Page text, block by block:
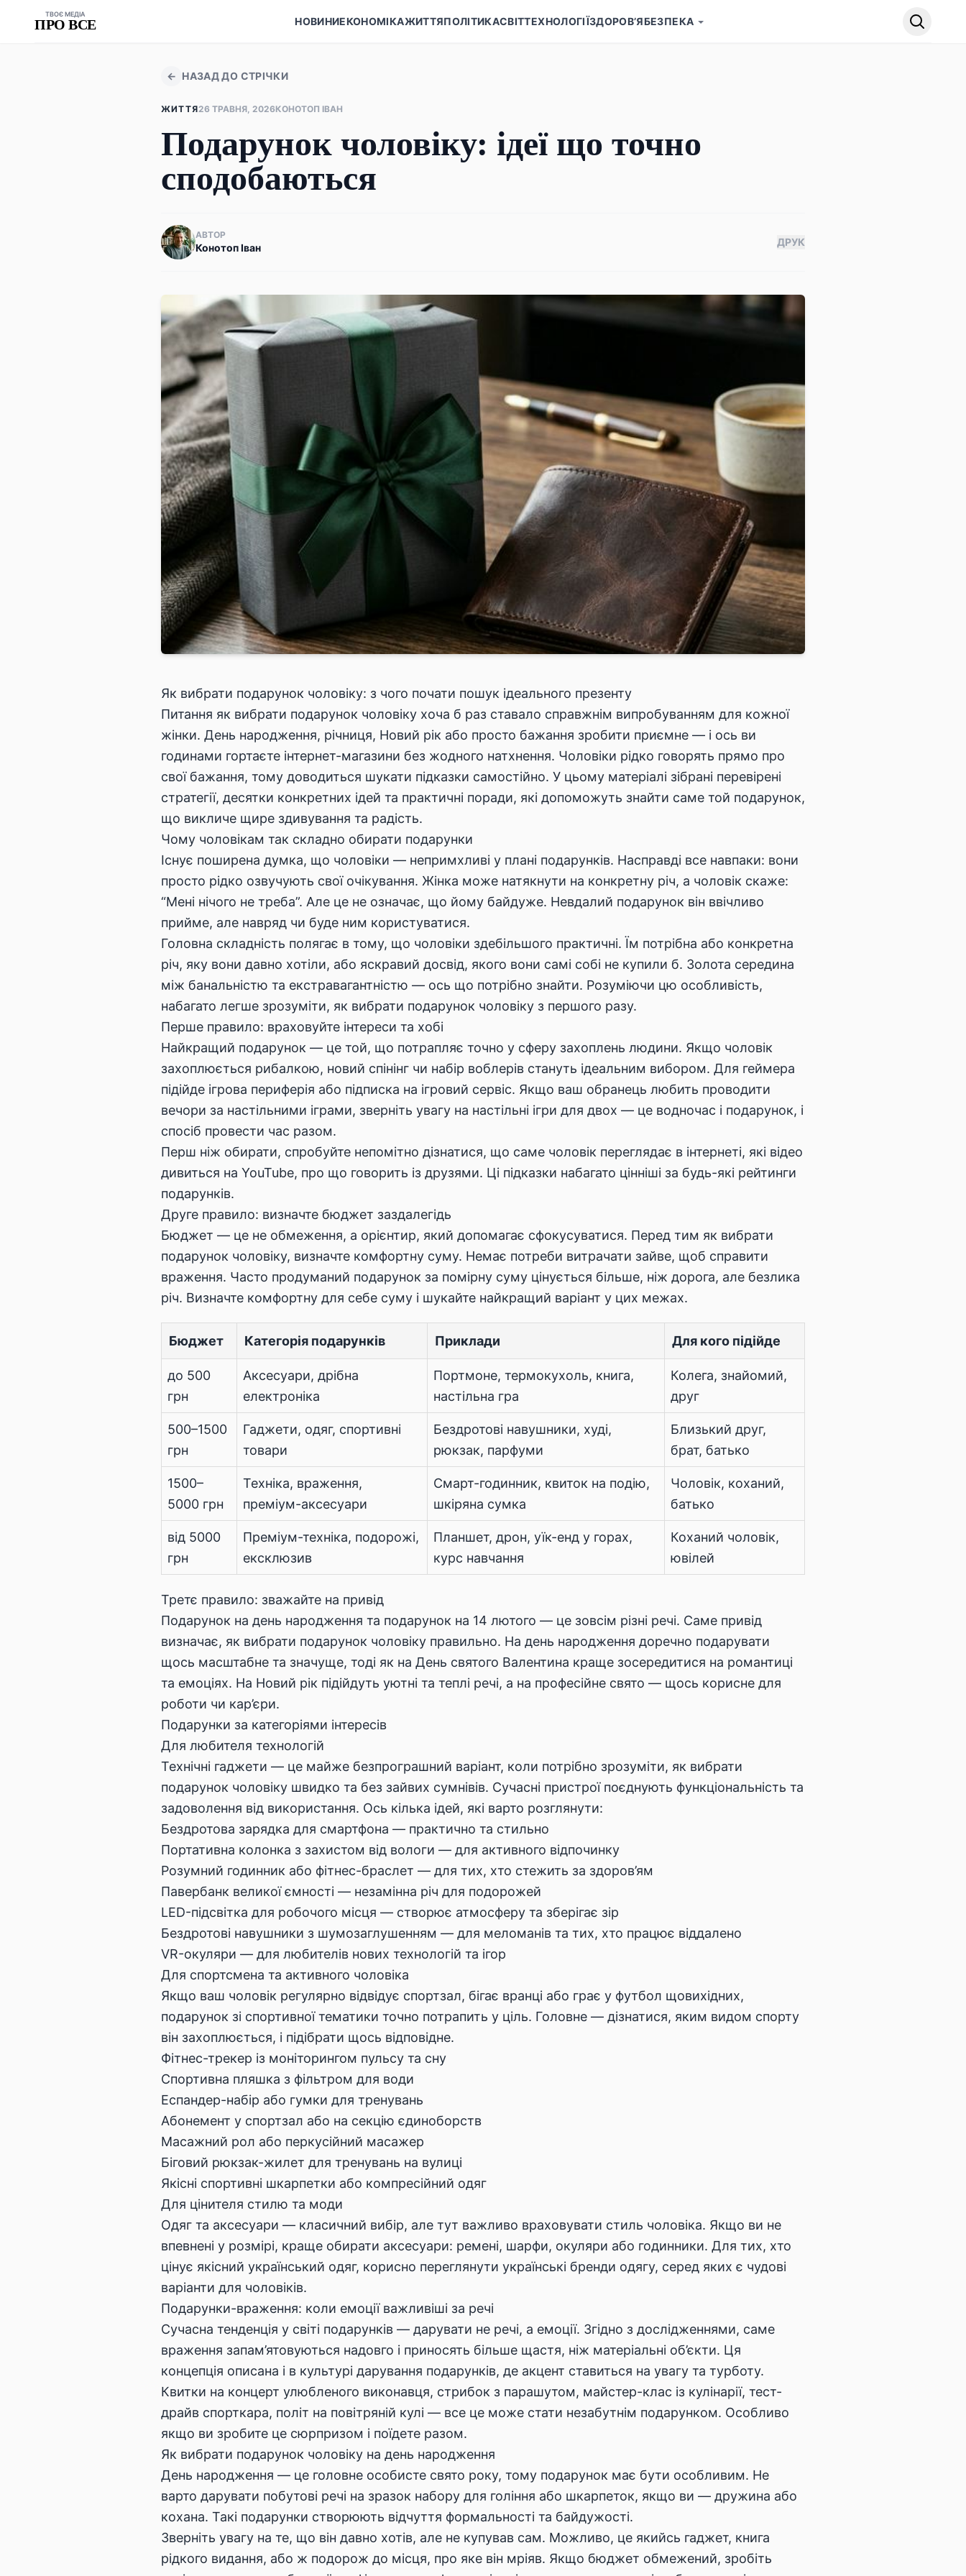
ТВОЄ МЕДІА
ПРО ВСЕ НОВИНИЕКОНОМІКАЖИТТЯПОЛІТИКАСВІТТЕХНОЛОГІЇЗДОРОВ’ЯБЕЗПЕКА
← НАЗАД ДО СТРІЧКИ
ЖИТТЯ26 ТРАВНЯ, 2026КОНОТОП ІВАН
Подарунок чоловіку: ідеї що точно
сподобаються
АВТОР
Конотоп Іван ДРУК
Як вибрати подарунок чоловіку: з чого почати пошук ідеального презенту
Питання як вибрати подарунок чоловіку хоча б раз ставало справжнім випробуванням для кожної
жінки. День народження, річниця, Новий рік або просто бажання зробити приємне — і ось ви
годинами гортаєте інтернет-магазини без жодного натхнення. Чоловіки рідко говорять прямо про
свої бажання, тому доводиться шукати підказки самостійно. У цьому матеріалі зібрані перевірені
стратегії, десятки конкретних ідей та практичні поради, які допоможуть знайти саме той подарунок,
що викличе щире здивування та радість.
Чому чоловікам так складно обирати подарунки
Існує поширена думка, що чоловіки — непримхливі у плані подарунків. Насправді все навпаки: вони
просто рідко озвучують свої очікування. Жінка може натякнути на конкретну річ, а чоловік скаже:
“Мені нічого не треба”. Але це не означає, що йому байдуже. Невдалий подарунок він ввічливо
прийме, але навряд чи буде ним користуватися.
Головна складність полягає в тому, що чоловіки здебільшого практичні. Їм потрібна або конкретна
річ, яку вони давно хотіли, або яскравий досвід, якого вони самі собі не купили б. Золота середина
між банальністю та екстравагантністю — ось що потрібно знайти. Розуміючи цю особливість,
набагато легше зрозуміти, як вибрати подарунок чоловіку з першого разу.
Перше правило: враховуйте інтереси та хобі
Найкращий подарунок — це той, що потрапляє точно у сферу захоплень людини. Якщо чоловік
захоплюється рибалкою, новий спінінг чи набір воблерів стануть ідеальним вибором. Для геймера
підійде ігрова периферія або підписка на ігровий сервіс. Якщо ваш обранець любить проводити
вечори за настільними іграми, зверніть увагу на настільні ігри для двох — це водночас і подарунок, і
спосіб провести час разом.
Перш ніж обирати, спробуйте непомітно дізнатися, що саме чоловік переглядає в інтернеті, які відео
дивиться на YouTube, про що говорить із друзями. Ці підказки набагато цінніші за будь-які рейтинги
подарунків.
Друге правило: визначте бюджет заздалегідь
Бюджет — це не обмеження, а орієнтир, який допомагає сфокусуватися. Перед тим як вибрати
подарунок чоловіку, визначте комфортну суму. Немає потреби витрачати зайве, щоб справити
враження. Часто продуманий подарунок за помірну суму цінується більше, ніж дорога, але безлика
річ. Визначте комфортну для себе суму і шукайте найкращий варіант у цих межах.
Бюджет Категорія подарунків Приклади Для кого підійде
до 500
грн
Аксесуари, дрібна
електроніка
Портмоне, термокухоль, книга,
настільна гра
Колега, знайомий,
друг
500–1500
грн
Гаджети, одяг, спортивні
товари
Бездротові навушники, худі,
рюкзак, парфуми
Близький друг,
брат, батько
1500–
5000 грн
Техніка, враження,
преміум-аксесуари
Смарт-годинник, квиток на подію,
шкіряна сумка
Чоловік, коханий,
батько
від 5000
грн
Преміум-техніка, подорожі,
ексклюзив
Планшет, дрон, уїк-енд у горах,
курс навчання
Коханий чоловік,
ювілей
Третє правило: зважайте на привід
Подарунок на день народження та подарунок на 14 лютого — це зовсім різні речі. Саме привід
визначає, як вибрати подарунок чоловіку правильно. На день народження доречно подарувати
щось масштабне та значуще, тоді як на День святого Валентина краще зосередитися на романтиці
та емоціях. На Новий рік підійдуть уютні та теплі речі, а на професійне свято — щось корисне для
роботи чи кар’єри.
Подарунки за категоріями інтересів
Для любителя технологій
Технічні гаджети — це майже безпрограшний варіант, коли потрібно зрозуміти, як вибрати
подарунок чоловіку швидко та без зайвих сумнівів. Сучасні пристрої поєднують функціональність та
задоволення від використання. Ось кілька ідей, які варто розглянути:
Бездротова зарядка для смартфона — практично та стильно
Портативна колонка з захистом від вологи — для активного відпочинку
Розумний годинник або фітнес-браслет — для тих, хто стежить за здоров’ям
Павербанк великої ємності — незамінна річ для подорожей
LED-підсвітка для робочого місця — створює атмосферу та зберігає зір
Бездротові навушники з шумозаглушенням — для меломанів та тих, хто працює віддалено
VR-окуляри — для любителів нових технологій та ігор
Для спортсмена та активного чоловіка
Якщо ваш чоловік регулярно відвідує спортзал, бігає вранці або грає у футбол щовихідних,
подарунок зі спортивної тематики точно потрапить у ціль. Головне — дізнатися, яким видом спорту
він захоплюється, і підібрати щось відповідне.
Фітнес-трекер із моніторингом пульсу та сну
Спортивна пляшка з фільтром для води
Еспандер-набір або гумки для тренувань
Абонемент у спортзал або на секцію єдиноборств
Масажний рол або перкусійний масажер
Біговий рюкзак-жилет для тренувань на вулиці
Якісні спортивні шкарпетки або компресійний одяг
Для цінителя стилю та моди
Одяг та аксесуари — класичний вибір, але тут важливо враховувати стиль чоловіка. Якщо ви не
впевнені у розмірі, краще обирати аксесуари: ремені, шарфи, окуляри або годинники. Для тих, хто
цінує якісний український одяг, корисно переглянути українські бренди одягу, серед яких є чудові
варіанти для чоловіків.
Подарунки-враження: коли емоції важливіші за речі
Сучасна тенденція у світі подарунків — дарувати не речі, а емоції. Згідно з дослідженнями, саме
враження запам’ятовуються надовго і приносять більше щастя, ніж матеріальні об’єкти. Ця
концепція описана і в культурі дарування подарунків, де акцент ставиться на увагу та турботу.
Квитки на концерт улюбленого виконавця, стрибок з парашутом, майстер-клас із кулінарії, тест-
драйв спорткара, політ на повітряній кулі — все це може стати незабутнім подарунком. Особливо
якщо ви зробите це сюрпризом і поїдете разом.
Як вибрати подарунок чоловіку на день народження
День народження — це головне особисте свято року, тому подарунок має бути особливим. Не
варто дарувати побутові речі на зразок набору для гоління або шкарпеток, якщо ви — дружина або
кохана. Такі подарунки створюють відчуття формальності та байдужості.
Зверніть увагу на те, що він давно хотів, але не купував сам. Можливо, це якийсь гаджет, книга
рідкого видання, або ж подорож до місця, про яке він мріяв. Якщо бюджет обмежений, зробіть